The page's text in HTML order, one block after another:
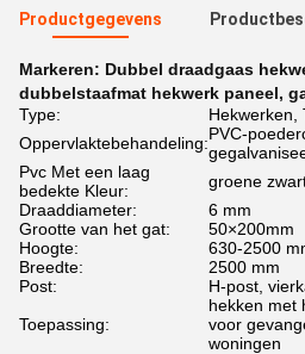
Productgegevens
Markeren: Dubbel draadgaas
dubbelstaafmat hekwerk paneel,
Type:
Hekwerken,
Oppervlaktebehandeling:PVC-
Pvc Met een laag
bedekte Kleur:
groene
Draaddiameter:
6 mm
Grootte van het gat:
50×200mm
Hoogte:
630-2500
Breedte:
2500 mm
Post:
H-post,
Toepassing:
hekken met
voor
woningen